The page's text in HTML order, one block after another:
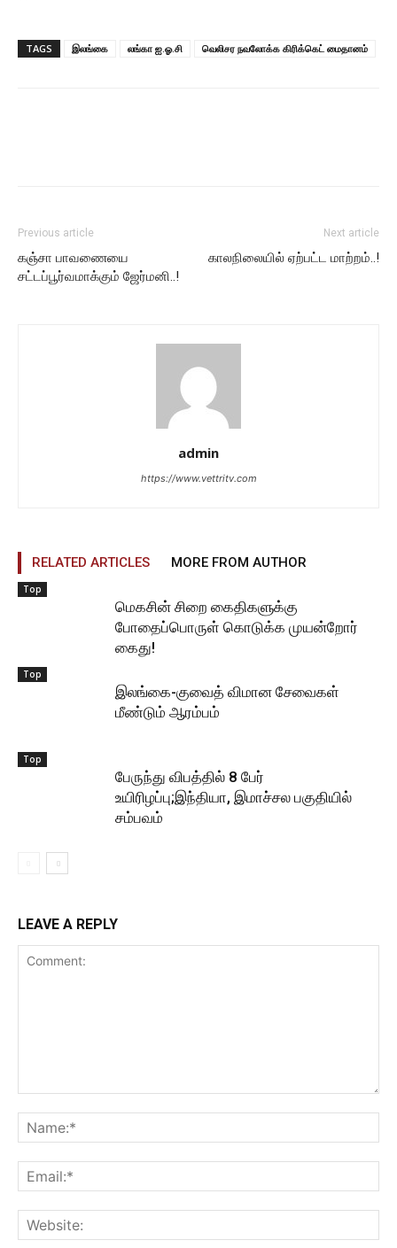
TAGS இலங்கை லங்கா ஐ.ஓ.சி வெலிசர நவலோக்க கிரிக்கெட் மைதானம்
Previous article
கஞ்சா பாவணையை
சட்டப்பூர்வமாக்கும் ஜேர்மனி..!
Next article
காலநிலையில் ஏற்பட்ட மாற்றம்..!
admin
https://www.vettritv.com
RELATED ARTICLES MORE FROM AUTHOR
Top
மெகசின் சிறை கைதிகளுக்கு
போதைப்பொருள் கொடுக்க முயன்றோர்
கைது!
Top
இலங்கை-குவைத் விமான சேவைகள்
மீண்டும் ஆரம்பம்
Top
பேருந்து விபத்தில் 8 பேர்
உயிரிழப்பு;இந்தியா, இமாச்சல பகுதியில்
சம்பவம்
LEAVE A REPLY